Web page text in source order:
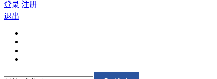
登录 注册
退出